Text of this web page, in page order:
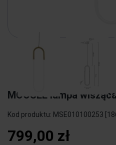
MOOSEE lampa
Kod produktu: MSE010100253
799,00 zł